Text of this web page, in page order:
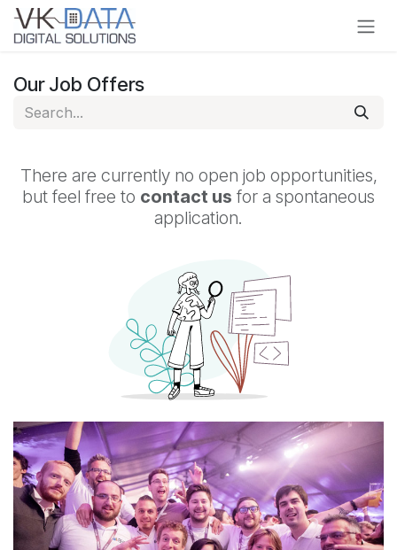
Skip to Content
Our Job Offers
There are currently no open job opportunities,
but feel free to contact us for a spontaneous
application.